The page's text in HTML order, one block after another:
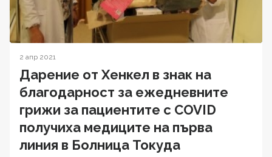
2 апр 2021
Дарение от Хенкел в знак на
благодарност за ежедневните
грижи за пациентите с COVID
получиха медиците на първа
линия в Болница Токуда